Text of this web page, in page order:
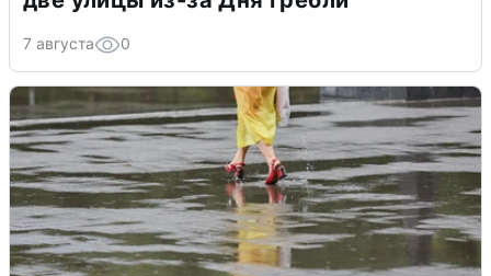
7 августа 0